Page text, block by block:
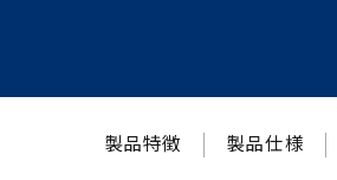
製品特徴 製品仕様